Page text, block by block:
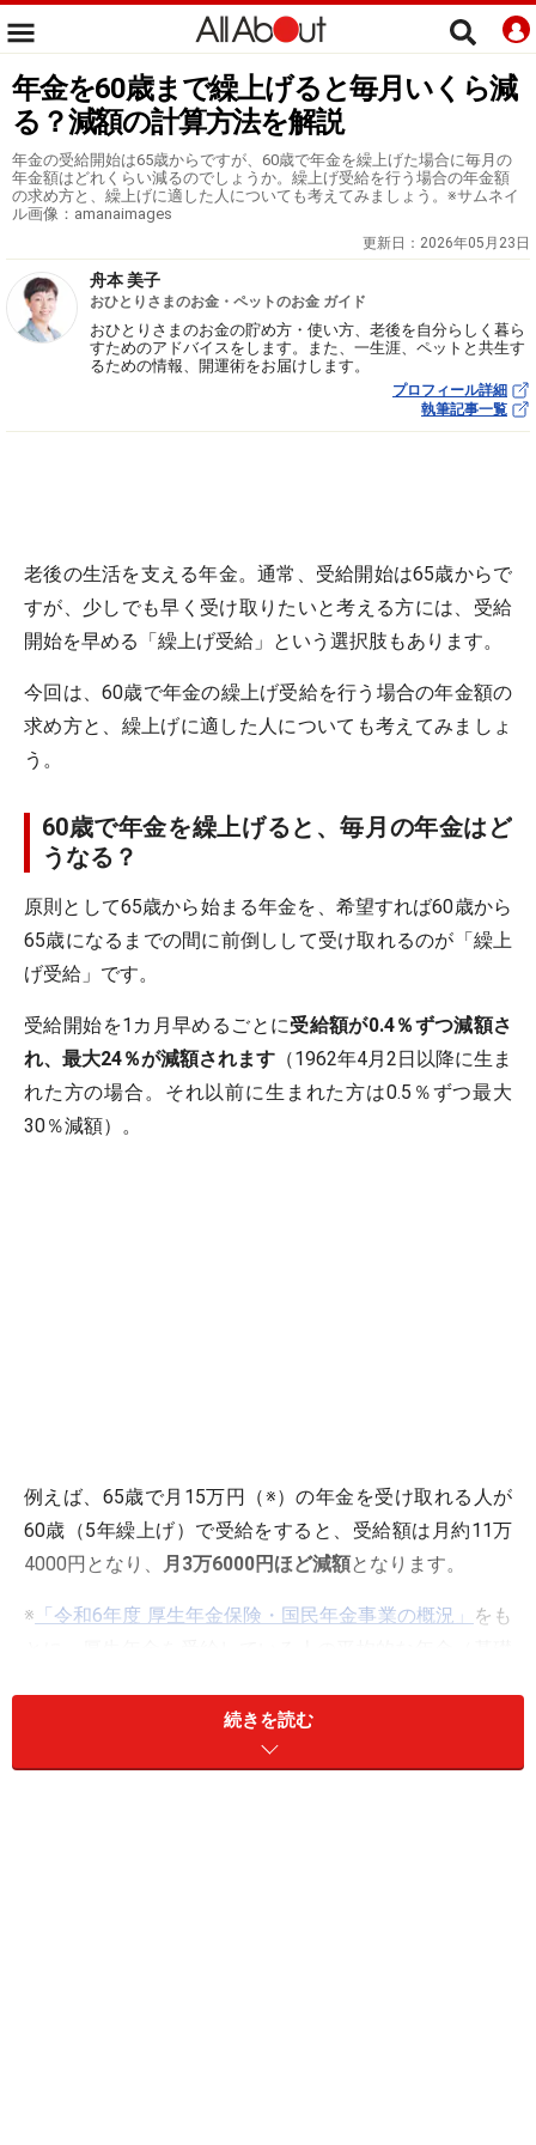
年金を60歳まで繰上げると毎月いくら減
る？減額の計算方法を解説
年金の受給開始は65歳からですが、60歳で年金を繰上げた場合に毎月の
年金額はどれくらい減るのでしょうか。繰上げ受給を行う場合の年金額
の求め方と、繰上げに適した人についても考えてみましょう。※サムネイ
ル画像：amanaimages
更新日： 2026年05月23日
舟本 美子
おひとりさまのお金・ペットのお金 ガイド
おひとりさまのお金の貯め方・使い方、老後を自分らしく暮ら
すためのアドバイスをします。また、一生涯、ペットと共生す
るための情報、開運術をお届けします。
プロフィール詳細
執筆記事一覧
老後の生活を支える年金。通常、受給開始は65歳からで
すが、少しでも早く受け取りたいと考える方には、受給
開始を早める「繰上げ受給」という選択肢もあります。
今回は、60歳で年金の繰上げ受給を行う場合の年金額の
求め方と、繰上げに適した人についても考えてみましょ
う。
60歳で年金を繰上げると、毎月の年金はど
うなる？
原則として65歳から始まる年金を、希望すれば60歳から
65歳になるまでの間に前倒しして受け取れるのが「繰上
げ受給」です。
受給開始を1カ月早めるごとに受給額が0.4％ずつ減額さ
れ、最大24％が減額されます （1962年4月2日以降に生ま
れた方の場合。それ以前に生まれた方は0.5％ずつ最大
30％減額）。
例えば、65歳で月15万円（※）の年金を受け取れる人が
60歳（5年繰上げ）で受給をすると、受給額は月約11万
4000円となり、
月3万6000円ほど減額となります。
※ 「令和6年度 厚生年金保険・国民年金事業の概況」 をも
繰上げ受給すると、年金がいくらになるか
試算
続きを読む